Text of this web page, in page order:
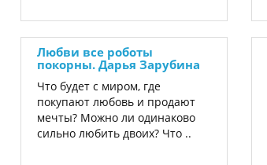
Любви все роботы
покорны. Дарья Зарубина
Что будет с миром, где
покупают любовь и продают
мечты? Можно ли одинаково
сильно любить двоих? Что ..